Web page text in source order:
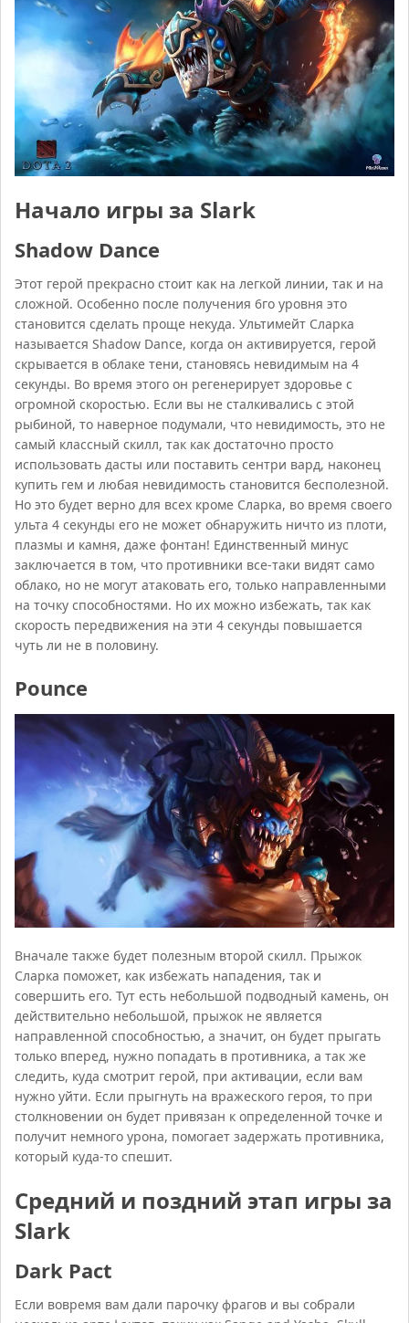
Начало игры за Slark
Shadow Dance
Этот герой прекрасно стоит как на легкой линии, так и на
сложной. Особенно после получения 6го уровня это
становится сделать проще некуда. Ультимейт Сларка
называется Shadow Dance, когда он активируется, герой
скрывается в облаке тени, становясь невидимым на 4
секунды. Во время этого он регенерирует здоровье с
огромной скоростью. Если вы не сталкивались с этой
рыбиной, то наверное подумали, что невидимость, это не
самый классный скилл, так как достаточно просто
использовать дасты или поставить сентри вард, наконец
купить гем и любая невидимость становится бесполезной.
Но это будет верно для всех кроме Сларка, во время своего
ульта 4 секунды его не может обнаружить ничто из плоти,
плазмы и камня, даже фонтан! Единственный минус
заключается в том, что противники все-таки видят само
облако, но не могут атаковать его, только направленными
на точку способностями. Но их можно избежать, так как
скорость передвижения на эти 4 секунды повышается
чуть ли не в половину.
Pounce
Вначале также будет полезным второй скилл. Прыжок
Сларка поможет, как избежать нападения, так и
совершить его. Тут есть небольшой подводный камень, он
действительно небольшой, прыжок не является
направленной способностью, а значит, он будет прыгать
только вперед, нужно попадать в противника, а так же
следить, куда смотрит герой, при активации, если вам
нужно уйти. Если прыгнуть на вражеского героя, то при
столкновении он будет привязан к определенной точке и
получит немного урона, помогает задержать противника,
который куда-то спешит.
Средний и поздний этап игры за
Slark
Dark Pact
Если вовремя вам дали парочку фрагов и вы собрали